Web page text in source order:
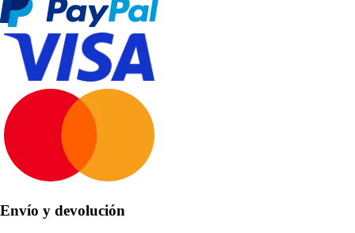
Envío y devolución